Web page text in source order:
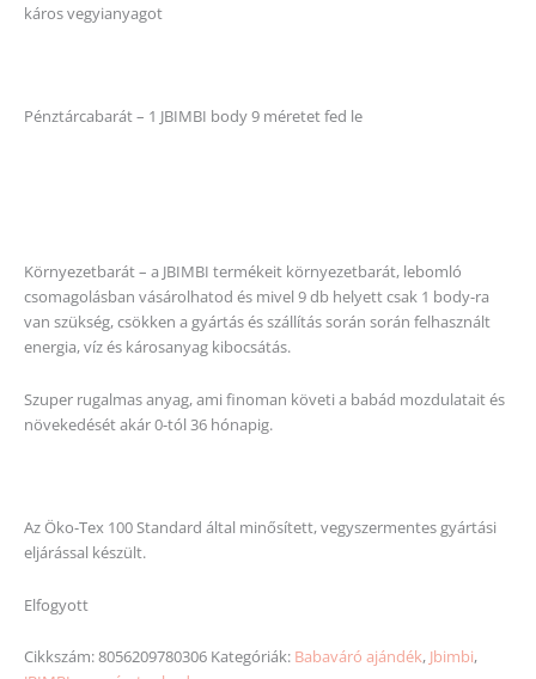
káros vegyianyagot
Pénztárcabarát – 1 JBIMBI body 9 méretet fed le
Környezetbarát – a JBIMBI termékeit környezetbarát, lebomló
csomagolásban vásárolhatod és mivel 9 db helyett csak 1 body-ra
van szükség, csökken a gyártás és szállítás során során felhasznált
energia, víz és károsanyag kibocsátás.
Szuper rugalmas anyag, ami finoman követi a babád mozdulatait és
növekedését akár 0-tól 36 hónapig.
Az Öko-Tex 100 Standard által minősített, vegyszermentes gyártási
eljárással készült.
Elfogyott
Cikkszám:8056209780306 Kategóriák: Babaváró ajándék, Jbimbi,